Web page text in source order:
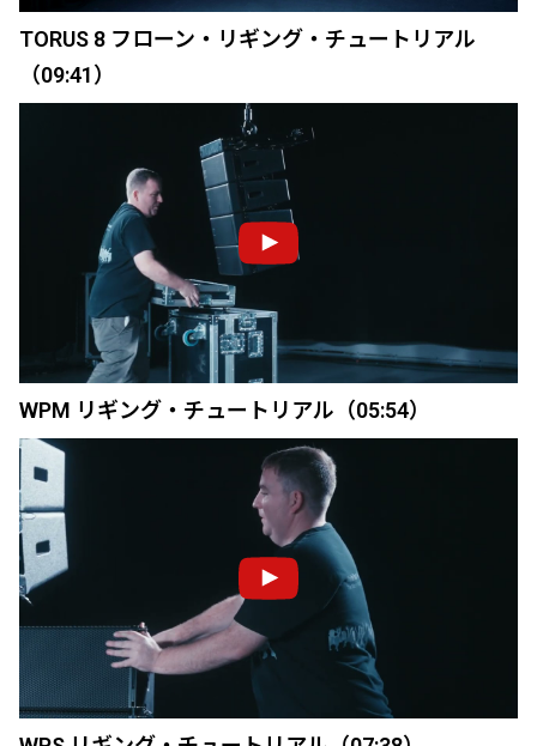
TORUS 8 フローン・リギング・チュートリアル
（09:41）
WPM リギング・チュートリアル（05:54）